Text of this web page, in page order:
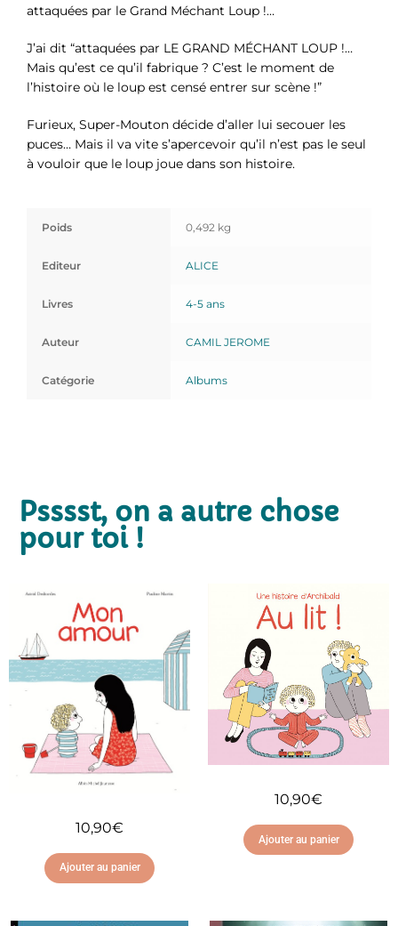
attaquées par le Grand Méchant Loup !…
J’ai dit “attaquées par LE GRAND MÉCHANT LOUP !…
Mais qu’est ce qu’il fabrique ? C’est le moment de
l’histoire où le loup est censé entrer sur scène !”
Furieux, Super-Mouton décide d’aller lui secouer les
puces… Mais il va vite s’apercevoir qu’il n’est pas le seul
à vouloir que le loup joue dans son histoire.
Poids 0,492 kg
Editeur ALICE
Livres 4-5 ans
Auteur CAMIL JEROME
Catégorie Albums
Psssst, on a autre chose
pour toi !
10,90€
Ajouter au panier
10,90€
Ajouter au panier